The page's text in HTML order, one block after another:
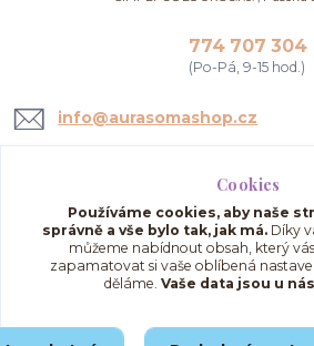
774 707 304
(Po-Pá, 9-15 hod.)
info@aurasomashop.cz
Upravit sběr cookies.
Cookies
Používáme cookies, aby naše
správně a vše bylo tak, jak má. Díky
můžeme nabídnout obsah, který
zapamatovat si vaše oblíbená
děláme. Vaše data jsou u